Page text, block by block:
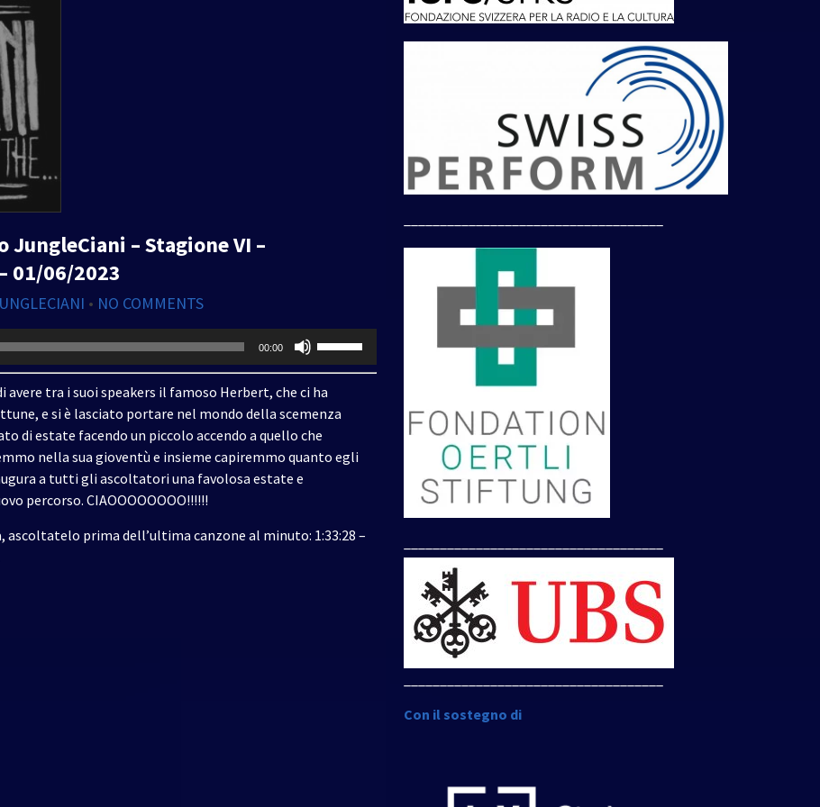
JungleCiani – Stagione VI –
01/06/2023
• NO COMMENTS
00:00
aumentare
il
tra i suoi speakers il famoso Herbert, che ci ha
e si è lasciato portare nel mondo della scemenza
di estate facendo un piccolo accendo a quello che
nella sua gioventù e insieme capiremmo quanto egli
a tutti gli ascoltatori una favolosa estate e
percorso. CIAOOOOOOOO!!!!!!
prima dell’ultima canzone al minuto: 1:33:28 –
Con il sostegno di